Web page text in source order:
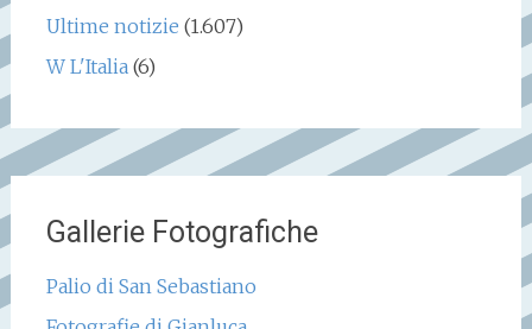
Ultime notizie (1.607)
W L'Italia(6)
Gallerie Fotografiche
Palio di San Sebastiano